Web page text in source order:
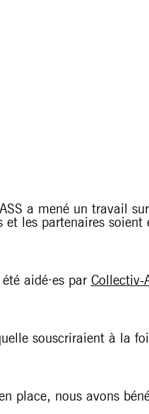
a mené un travail
et les partenaires
aidé·es par Collectiv-
souscriraient à la
place, nous avons